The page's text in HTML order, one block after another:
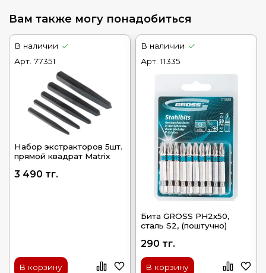
Вам также могу понадобиться
В наличии
Арт. 77351
Набор экстракторов 5шт.
прямой квадрат Matrix
3 490 тг.
В корзину
В наличии
Арт.11335
Бита GROSS PH2х50,
сталь S2, (поштучно)
290 тг.
В корзину